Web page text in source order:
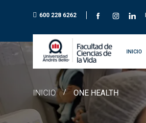
600 228 6262
INICIO
INICIO / ONE HEALTH